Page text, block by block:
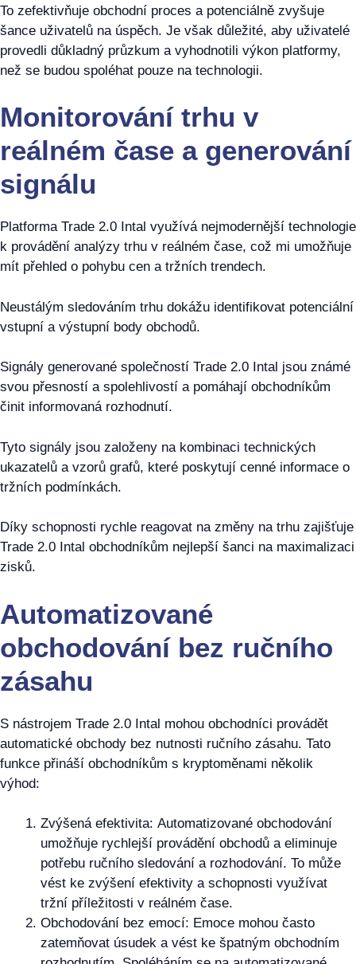
To zefektivňuje obchodní proces a potenciálně zvyšuje
šance uživatelů na úspěch. Je však důležité, aby uživatelé
provedli důkladný průzkum a vyhodnotili výkon platformy,
než se budou spoléhat pouze na technologii.
Monitorování trhu v
reálném čase a generování
signálu
Platforma Trade 2.0 Intal využívá nejmodernější technologie
k provádění analýzy trhu v reálném čase, což mi umožňuje
mít přehled o pohybu cen a tržních trendech.
Neustálým sledováním trhu dokážu identifikovat potenciální
vstupní a výstupní body obchodů.
Signály generované společností Trade 2.0 Intal jsou známé
svou přesností a spolehlivostí a pomáhají obchodníkům
činit informovaná rozhodnutí.
Tyto signály jsou založeny na kombinaci technických
ukazatelů a vzorů grafů, které poskytují cenné informace o
tržních podmínkách.
Díky schopnosti rychle reagovat na změny na trhu zajišťuje
Trade 2.0 Intal obchodníkům nejlepší šanci na maximalizaci
zisků.
Automatizované
obchodování bez ručního
zásahu
S nástrojem Trade 2.0 Intal mohou obchodníci provádět
automatické obchody bez nutnosti ručního zásahu. Tato
funkce přináší obchodníkům s kryptoměnami několik
výhod:
Zvýšená efektivita: Automatizované obchodování
umožňuje rychlejší provádění obchodů a eliminuje
potřebu ručního sledování a rozhodování. To může
vést ke zvýšení efektivity a schopnosti využívat
tržní příležitosti v reálném čase.
Obchodování bez emocí: Emoce mohou často
zatemňovat úsudek a vést ke špatným obchodním